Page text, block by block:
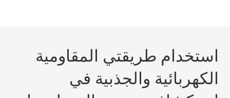
استخدام طريقتي المقاومية
الكهربائية والجذبية في